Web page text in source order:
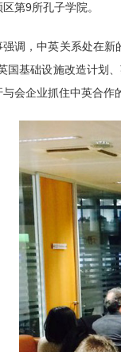
第9所孔子学院。
调，中英关系处在新
国基础设施改造计划
会企业抓住中英合作